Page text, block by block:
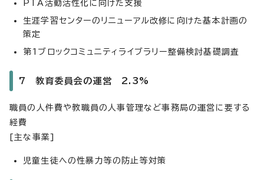
PTA活動活性化に向けた支援
生涯学習センターのリニューアル改修に向けた基本計画の
策定
第1ブロックコミュニティライブラリー整備検討基礎調査
7 教育委員会の運営 2.3%
職員の人件費や教職員の人事管理など事務局の運営に要する
経費
[主な事業]
児童生徒への性暴力等の防止等対策